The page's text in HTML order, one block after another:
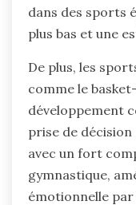
dans des sports
plus bas et une
De plus, les
comme le
développement
prise de
avec un fort
gymnastique,
émotionnelle par